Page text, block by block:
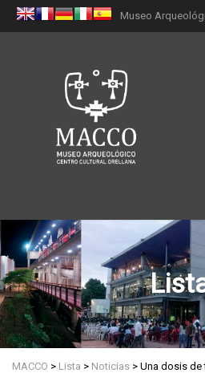
Museo
MACCO > Lista > Noticias > Una dosis de